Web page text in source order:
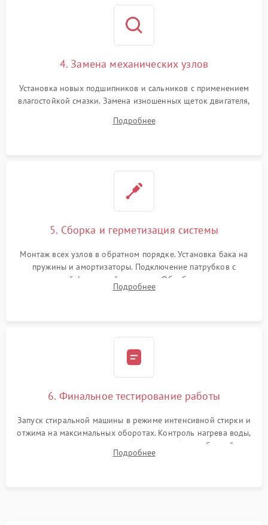
4. Замена механических узлов
Установка новых подшипников и сальников с применением
влагостойкой смазки. Замена изношенных щеток двигателя,
или поврежденной резиновой манжеты.
Подробнее
5. Сборка и герметизация системы
Монтаж всех узлов в обратном порядке. Установка бака на
пружины и амортизаторы. Подключение патрубков с
надежной фиксацией хомутами. Обработка стыков
герметиком для предотвращения возможных протечек воды.
Подробнее
6. Финальное тестирование работы
Запуск стиральной машины в режиме интенсивной стирки и
отжима на максимальных оборотах. Контроль нагрева воды,
корректности слива, отсутствия излишних вибраций,
посторонних стуков и протечек под корпусом.
Подробнее